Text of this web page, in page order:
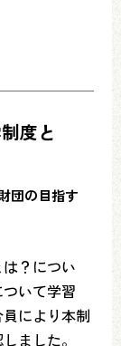
度と
団の目指す
？につい
いて学習
により本制
ました。